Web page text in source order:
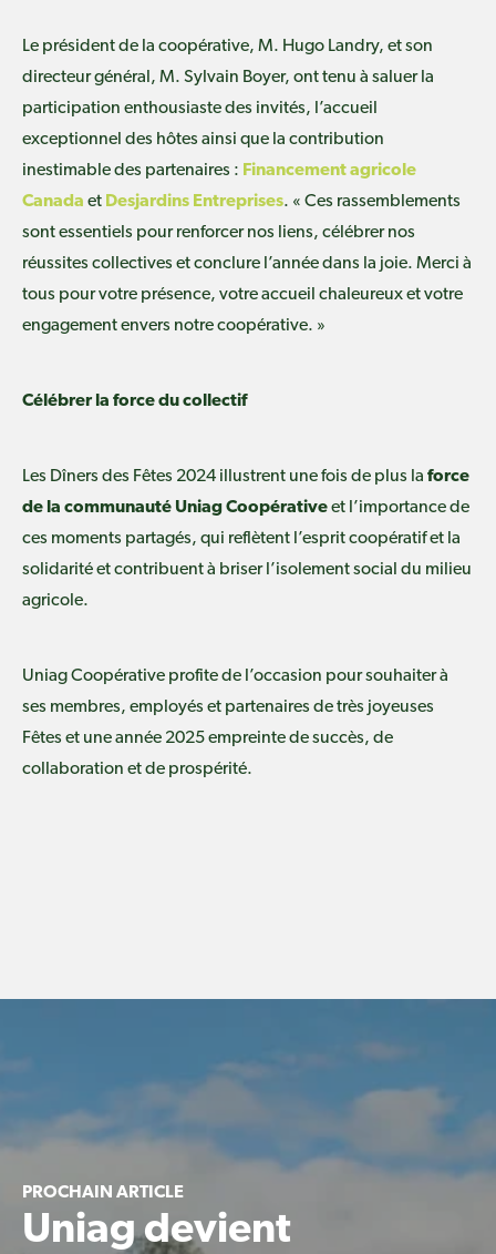
Le président de la coopérative, M. Hugo Landry, et son
directeur général, M. Sylvain Boyer, ont tenu à saluer la
participation enthousiaste des invités, l’accueil
exceptionnel des hôtes ainsi que la contribution
inestimable des partenaires : Financement agricole
Canada et Desjardins Entreprises. « Ces rassemblements
sont essentiels pour renforcer nos liens, célébrer nos
réussites collectives et conclure l’année dans la joie. Merci à
tous pour votre présence, votre accueil chaleureux et votre
engagement envers notre coopérative. »
Célébrer la force du collectif
Les Dîners des Fêtes 2024 illustrent une fois de plus la force
de la communauté Uniag Coopérativeet l’importance de
ces moments partagés, qui reflètent l’esprit coopératif et la
solidarité et contribuent à briser l’isolement social du milieu
agricole.
Uniag Coopérative profite de l’occasion pour souhaiter à
ses membres, employés et partenaires de très joyeuses
Fêtes et une année 2025 empreinte de succès, de
collaboration et de prospérité.
PROCHAIN ARTICLE
Uniag devient